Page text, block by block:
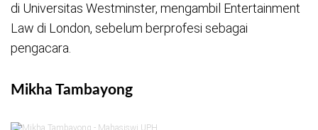
di Universitas Westminster, mengambil Entertainment
Law di London, sebelum berprofesi sebagai
pengacara.
Mikha Tambayong